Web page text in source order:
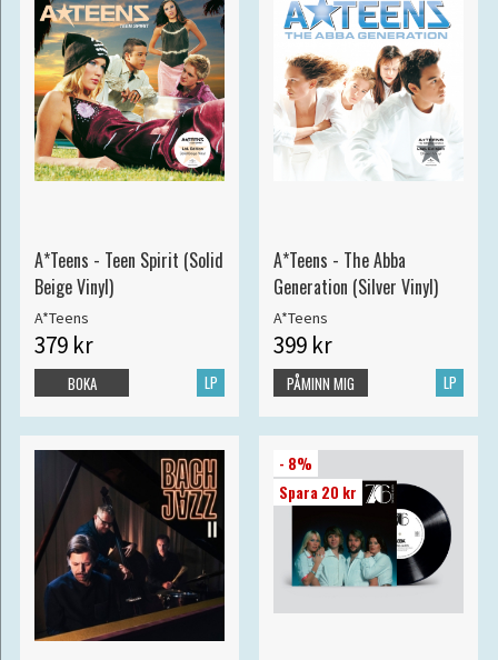
A*Teens - Teen Spirit (Solid
Beige Vinyl)
A*Teens
379 kr
LP
BOKA
A*Teens - The Abba
Generation (Silver Vinyl)
A*Teens
399 kr
LP
PÅMINN MIG
- 8%
Spara 20 kr